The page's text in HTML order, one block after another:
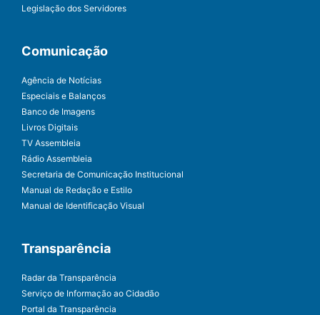
Legislação dos Servidores
Comunicação
Agência de Notícias
Especiais e Balanços
Banco de Imagens
Livros Digitais
TV Assembleia
Rádio Assembleia
Secretaria de Comunicação Institucional
Manual de Redação e Estilo
Manual de Identificação Visual
Transparência
Radar da Transparência
Serviço de Informação ao Cidadão
Portal da Transparência